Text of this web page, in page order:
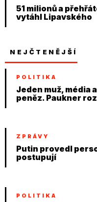
51 milionů a
vytáhl Lipavského
NEJČTENĚJŠÍ
POLITIKA
Jeden muž, média
peněz. Paukner
ZPRÁVY
Putin provedl
postupují
POLITIKA